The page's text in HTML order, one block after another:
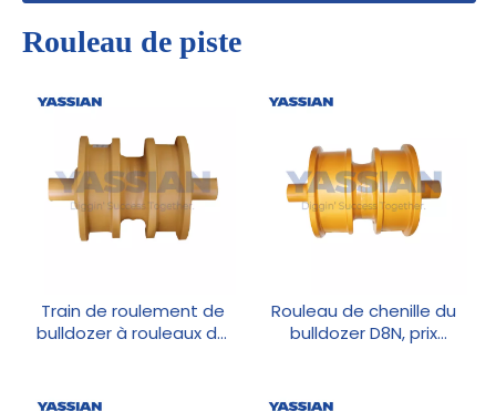
Rouleau de piste
Train de roulement de
bulldozer à rouleaux de
Rouleau de chenille du
bulldozer D8N, prix